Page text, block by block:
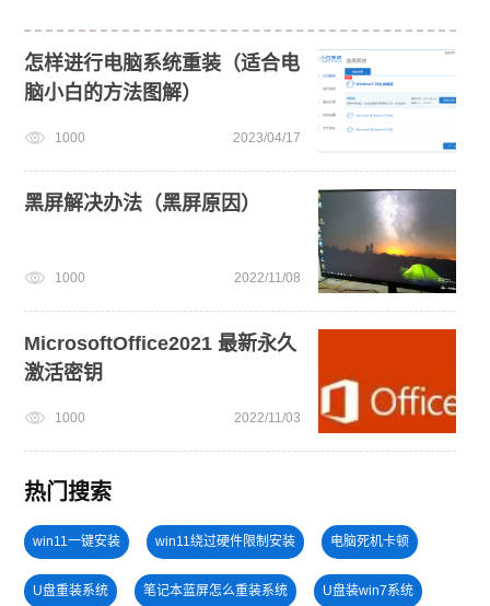
怎样进行电脑系统重装（适合电
脑小白的方法图解）
1000 2023/04/17
黑屏解决办法（黑屏原因）
1000 2022/11/08
MicrosoftOffice2021 最新永久
激活密钥
1000 2022/11/03
热门搜索
win11一键安装 win11绕过硬件限制安装 电脑死机卡顿
U盘重装系统 笔记本蓝屏怎么重装系统 U盘装win7系统